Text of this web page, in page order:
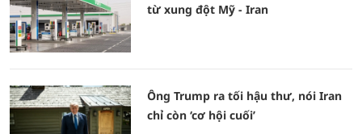
từ xung đột Mỹ - Iran
Ông Trump ra tối hậu thư, nói Iran
chỉ còn ‘cơ hội cuối’